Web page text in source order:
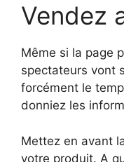
Vendez
Même si la page
spectateurs vont
forcément le
donniez les
Mettez en avant
votre produit. A